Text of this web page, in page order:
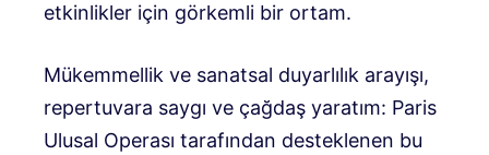
etkinlikler için görkemli bir ortam.
Mükemmellik ve sanatsal duyarlılık arayışı,
repertuvara saygı ve çağdaş yaratım: Paris
Ulusal Operası tarafından desteklenen bu